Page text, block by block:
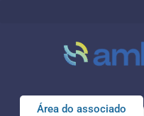
Área do associado